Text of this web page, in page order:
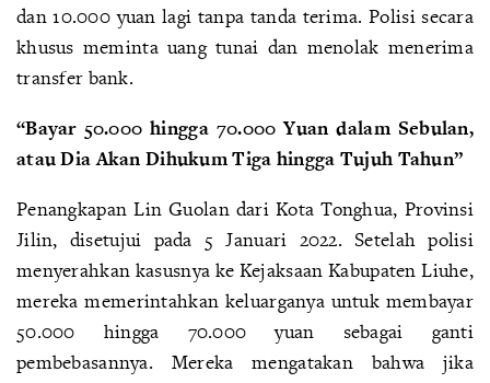
dan 10.000 yuan lagi tanpa tanda terima. Polisi secara
khusus meminta uang tunai dan menolak menerima
transfer bank.
“Bayar 50.000 hingga 70.000 Yuan dalam Sebulan,
atau Dia Akan Dihukum Tiga hingga Tujuh Tahun”
Penangkapan Lin Guolan dari Kota Tonghua, Provinsi
Jilin, disetujui pada 5 Januari 2022. Setelah polisi
menyerahkan kasusnya ke Kejaksaan Kabupaten Liuhe,
mereka memerintahkan keluarganya untuk membayar
50.000 hingga 70.000 yuan sebagai ganti
pembebasannya. Mereka mengatakan bahwa jika